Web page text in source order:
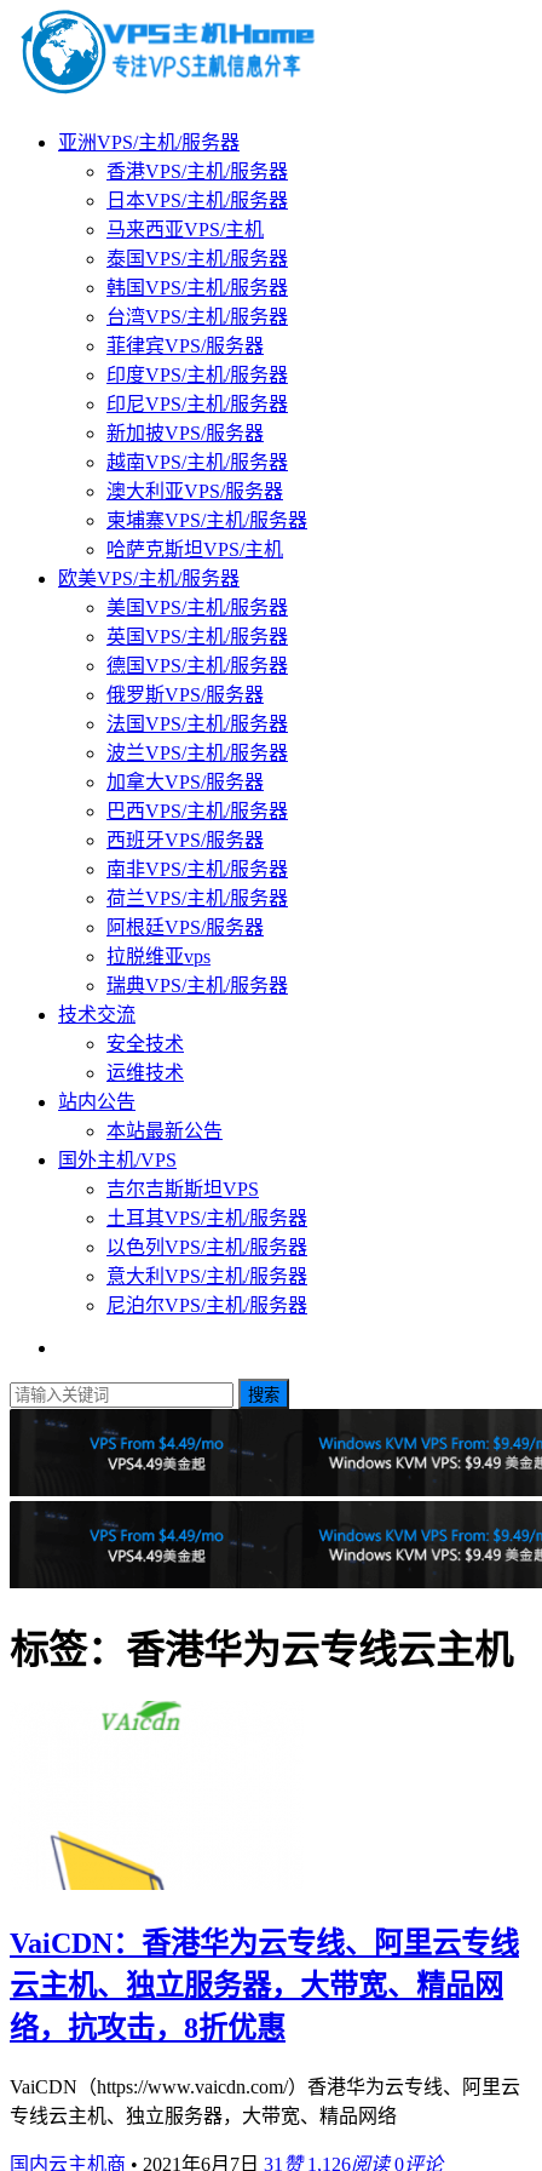
亚洲VPS/主机/服务器
香港VPS/主机/服务器
日本VPS/主机/服务器
马来西亚VPS/主机
泰国VPS/主机/服务器
韩国VPS/主机/服务器
台湾VPS/主机/服务器
菲律宾VPS/服务器
印度VPS/主机/服务器
印尼VPS/主机/服务器
新加披VPS/服务器
越南VPS/主机/服务器
澳大利亚VPS/服务器
柬埔寨VPS/主机/服务器
哈萨克斯坦VPS/主机
欧美VPS/主机/服务器
美国VPS/主机/服务器
英国VPS/主机/服务器
德国VPS/主机/服务器
俄罗斯VPS/服务器
法国VPS/主机/服务器
波兰VPS/主机/服务器
加拿大VPS/服务器
巴西VPS/主机/服务器
西班牙VPS/服务器
南非VPS/主机/服务器
荷兰VPS/主机/服务器
阿根廷VPS/服务器
拉脱维亚vps
瑞典VPS/主机/服务器
技术交流
安全技术
运维技术
站内公告
本站最新公告
国外主机/VPS
吉尔吉斯斯坦VPS
土耳其VPS/主机/服务器
以色列VPS/主机/服务器
意大利VPS/主机/服务器
尼泊尔VPS/主机/服务器
搜索
标签：香港华为云专线云主机
VaiCDN：香港华为云专线、阿里云专线
云主机、独立服务器，大带宽、精品网
络，抗攻击，8折优惠
VaiCDN（https://www.vaicdn.com/）香港华为云专线、阿里云
专线云主机、独立服务器，大带宽、精品网络
国内云主机商 • 2021年6月7日 31 赞 1,126阅读 0评论